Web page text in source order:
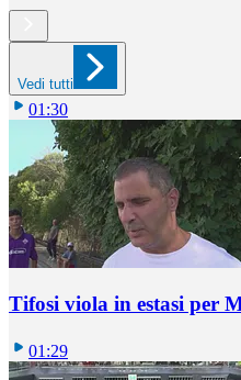
Vedi tutti
01:30
Tifosi viola in estasi per
01:29